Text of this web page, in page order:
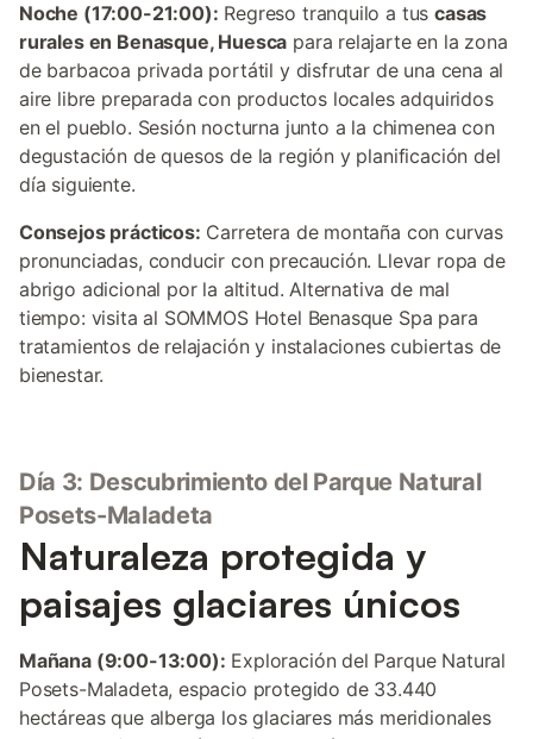
Noche (17:00-21:00): Regreso tranquilo a tuscasas
rurales en Benasque, Huesca para relajarte en la zona
de barbacoa privada portátil y disfrutar de una cena al
aire libre preparada con productos locales adquiridos
en el pueblo. Sesión nocturna junto a la chimenea con
degustación de quesos de la región y planificación del
día siguiente.
Consejos prácticos: Carretera de montaña con curvas
pronunciadas, conducir con precaución. Llevar ropa de
abrigo adicional por la altitud. Alternativa de mal
tiempo: visita al SOMMOS Hotel Benasque Spa para
tratamientos de relajación y instalaciones cubiertas de
bienestar.
Día 3: Descubrimiento del Parque Natural
Posets-Maladeta
Naturaleza protegida y
paisajes glaciares únicos
Mañana (9:00-13:00): Exploración del Parque Natural
Posets-Maladeta, espacio protegido de 33.440
hectáreas que alberga los glaciares más meridionales